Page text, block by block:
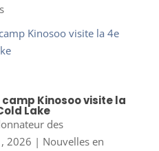
Kinosoo visite la
Lake
des
2026 | Nouvelles en